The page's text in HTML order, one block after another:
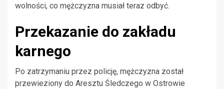
wolności, co mężczyzna musiał teraz odbyć.
Przekazanie do zakładu
karnego
Po zatrzymaniu przez policję, mężczyzna został
przewieziony do Aresztu Śledczego w Ostrowie